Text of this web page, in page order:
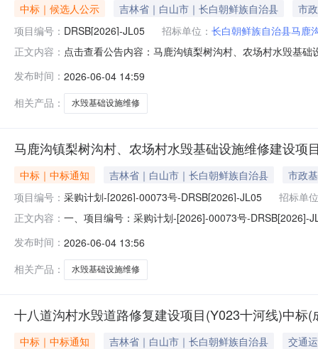
中标｜候选人公示 吉林省｜白山市｜长白朝鲜族自治县
市
项目编号： DRSB[2026]-JL05 招标单位： 长白朝鲜族自治县马鹿
正文内容： 点击查看公告内容：马鹿沟镇梨树沟村、农场村水毁基
发布时间： 2026-06-04 14:59
相关产品：
水毁基础设施维修
马鹿沟镇梨树沟村、农场村水毁基础设施维修建设
中标｜中标通知 吉林省｜白山市｜长白朝鲜族自治县
市政
项目编号： 采购计划-[2026]-00073号-DRSB[2026]-JL05
招标单
正文内容： 一、项目编号：采购计划-[2026]-00073号-DRSB[2026]-
1459261.9（元）91.582.废标结果:序号标项名称废标理
一
发布时间： 2026-06-04 13:56
相关产品：
水毁基础设施维修
十八道沟村水毁道路修复建设项目(Y023十河线)中标(
中标｜中标通知 吉林省｜白山市｜长白朝鲜族自治县
交通